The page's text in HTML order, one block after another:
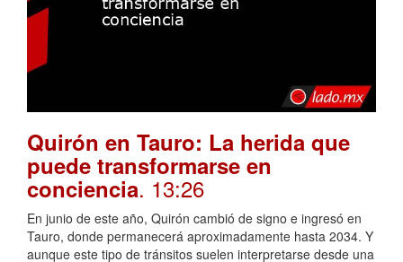
Quirón en Tauro: La herida que
puede transformarse en
conciencia. 13:26
En junio de este año, Quirón cambió de signo e ingresó en
Tauro, donde permanecerá aproximadamente hasta 2034. Y
aunque este tipo de tránsitos suelen interpretarse desde una